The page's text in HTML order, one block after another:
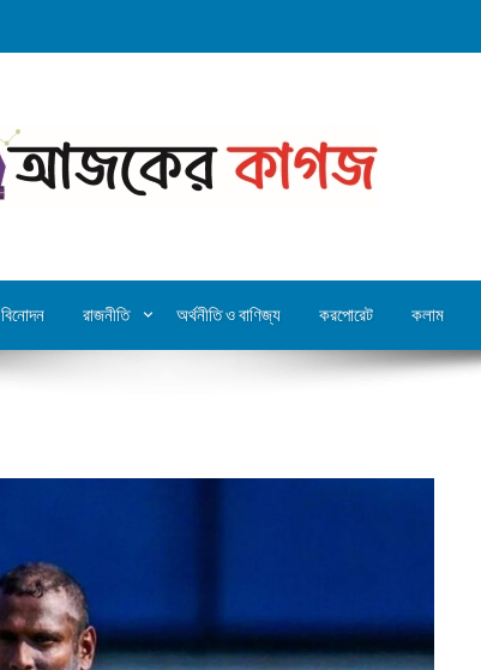
বিনোদন রাজনীতি অর্থনীতি ও বাণিজ্য করপোরেট কলাম